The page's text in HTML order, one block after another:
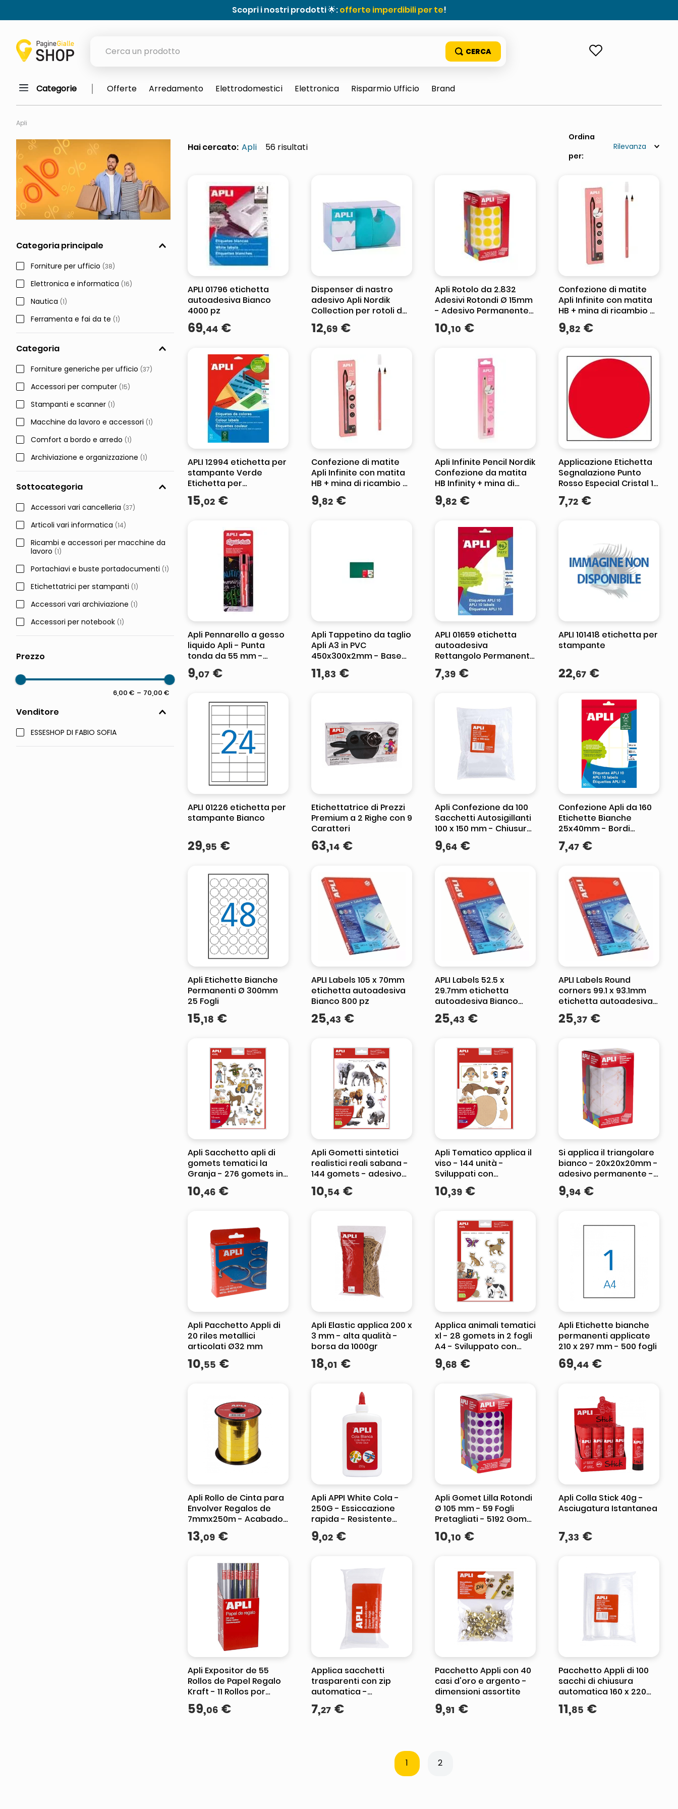
Scopri i nostri prodotti 🌟:offerte imperdibili per te!
meme
ddr5 ram 6000 16 x 2
ombrelloni
elenco
lucidatrice pavimenti
italia independent occhiali sole 0703 thin rotondo sun
pattumiera raccolta differenziata
Categorie Offerte Arredamento Elettrodomestici Elettronica Risparmio Ufficio Brand
Apli
Categoria principale
Forniture per ufficio (38)
Elettronica e informatica (16)
Nautica (1)
Ferramenta e fai da te (1)
Categoria
Forniture generiche per ufficio (37)
Accessori per computer (15)
Stampanti e scanner (1)
Macchine da lavoro e accessori (1)
Comfort a bordo e arredo (1)
Archiviazione e organizzazione (1)
Sottocategoria
Accessori vari cancelleria (37)
Articoli vari informatica (14)
Ricambi e accessori per macchine da
lavoro (1)
Portachiavi e buste portadocumenti (1)
Etichettatrici per stampanti (1)
Accessori vari archiviazione (1)
Accessori per notebook (1)
Venditore
ESSESHOP DI FABIO SOFIA
6,00 € – 70,00 €
Hai cercato: Apli 56 Rilevanza
APLI 01796 etichetta
autoadesiva Bianco
4000 pz
69,44 €
Dispenser di nastro
adesivo Apli Nordik
Collection per rotoli da
19 mm x 33 m - Texture
morbida e piacevole al
12,69 €
Apli Rotolo da 2.832
Adesivi Rotondi Ø 15mm
- Adesivo Permanente
a Base d'Acqua - Senza
Solventi - Colore Giallo
10,10 €
Confezione di matite
Apli Infinite con matita
HB + mina di ricambio +
cappuccio protettivo -
Scrive fino a 16 km -
9,82 €
APLI 12994 etichetta per
stampante Verde
Etichetta per
stampante
autoadesiva
15,02 €
Confezione di matite
Apli Infinite con matita
HB + mina di ricambio +
cappuccio protettivo -
Scrive fino a 16 km -
9,82 €
Apli Infinite Pencil Nordik
Confezione da matita
HB Infinity + mina di
ricarica + cappuccio
protettivo - Scrive fino
9,82 €
Applicazione Etichetta
Segnalazione Punto
Rosso Especial Cristal 1
U.
7,72 €
Apli Pennarello a gesso
liquido Apli - Punta
tonda da 55 mm -
Facile da cancellare
con un panno umido
9,07 €
Apli Tappetino da taglio
Apli A3 in PVC
450x300x2mm - Base
antiscivolo - Formula
autoriparante
11,83 €
APLI 01659 etichetta
autoadesiva
Rettangolo Permanente
Bianco 40 pz
7,39 €
APLI 101418 etichetta per
stampante
22,67 €
APLI 01226 etichetta per
stampante Bianco
29,95 €
Etichettatrice di Prezzi
Premium a 2 Righe con 9
Caratteri
63,14 €
Apli Confezione da 100
Sacchetti Autosigillanti
100 x 150 mm - Chiusura
Sicura - Adatto per
Alimenti
9,64 €
Confezione Apli da 160
Etichette Bianche
25x40mm - Bordi
Smussati - Adesivo
Permanente
7,47 €
Apli Etichette Bianche
Permanenti Ø 300mm
25 Fogli
15,18 €
APLI Labels 105 x 70mm
etichetta autoadesiva
Bianco 800 pz
25,43 €
APLI Labels 52.5 x
29.7mm etichetta
autoadesiva Bianco
4000 pz
25,43 €
APLI Labels Round
corners 99.1 x 93.1mm
etichetta autoadesiva
Bianco 600 pz
25,37 €
Apli Sacchetto apli di
gomets tematici la
Granja - 276 gomets in
12 foglie - adesivo
rimovibile - ideale per
10,46 €
Apli Gometti sintetici
realistici reali sabana -
144 gomets - adesivo
rimovibile
10,54 €
Apli Tematico applica il
viso - 144 unità -
Sviluppati con
educatori - Aiuta a
identificare parti del
10,39 €
Si applica il triangolare
bianco - 20x20x20mm -
adesivo permanente -
2832 gomets per rullo -
standard EN -71 e FSC -
9,94 €
Apli Pacchetto Appli di
20 riles metallici
articolati Ø32 mm
10,55 €
Apli Elastic applica 200 x
3 mm - alta qualità -
borsa da 1000gr
18,01 €
Applica animali tematici
xl - 28 gomets in 2 fogli
A4 - Sviluppato con
educatori - adesivo
removibile -
9,68 €
Apli Etichette bianche
permanenti applicate
210 x 297 mm - 500 fogli
69,44 €
Apli Rollo de Cinta para
Envolver Regalos de
7mmx250m - Acabado
Brillante - Color Oro
13,09 €
Apli APPI White Cola -
250G - Essiccazione
rapida - Resistente
all'acqua - Ideale per il
lavoro e il lavoro
9,02 €
Apli Gomet Lilla Rotondi
Ø 105 mm - 59 Fogli
Pretagliati - 5192 Gomet
per Rotolo - Ideale per
Scuole e Laboratori per
10,10 €
Apli Colla Stick 40g -
Asciugatura Istantanea
7,33 €
Apli Expositor de 55
Rollos de Papel Regalo
Kraft - 11 Rollos por
Color - Medidas del
Rollo 0.70x2m - Colores
59,06 €
Applica sacchetti
trasparenti con zip
automatica -
dimensioni 40x60 - La
manipolazione delle
7,27 €
Pacchetto Appli con 40
casi d'oro e argento -
dimensioni assortite
9,91 €
Pacchetto Appli di 100
sacchi di chiusura
automatica 160 x 220
mm - CHIUSA SICURA -
Cibo adatto
11,85 €
1 2